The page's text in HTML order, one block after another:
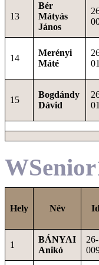
13
Bér
Mátyás
János
14
Merényi
Máté
15
Bogdándy
Dávid
Hely Név Id
1
BÁNYAI
Anikó
26-